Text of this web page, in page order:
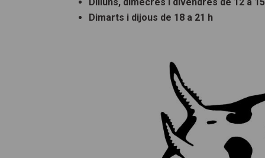
Dimarts i dijous de 18 a 21 h